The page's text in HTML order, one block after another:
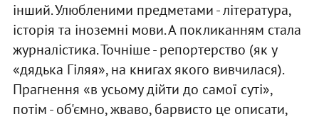
інший. Улюбленими предметами - література,
історія та іноземні мови. А покликанням стала
журналістика. Точніше - репортерство (як у
«дядька Гіляя», на книгах якого вивчилася).
Прагнення «в усьому дійти до самої суті»,
потім - об'ємно, жваво, барвисто це описати,